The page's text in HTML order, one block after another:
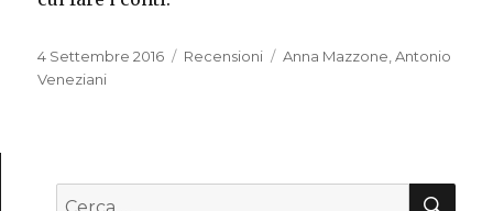
Pubblicato
il
4 Settembre 2016 Categorie
Recensioni Tag
Anna Mazzone ,Antonio
Veneziani
Cerca: